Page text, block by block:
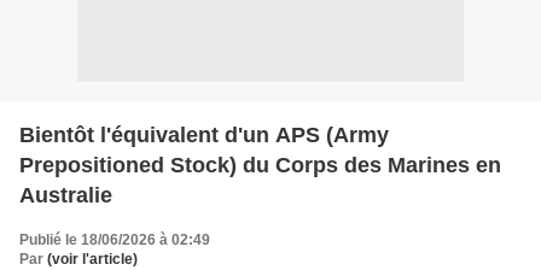
Bientôt l'équivalent d'un APS (Army
Prepositioned Stock) du Corps des Marines en
Australie
Publié le 18/06/2026 à 02:49
Par (voir l'article)